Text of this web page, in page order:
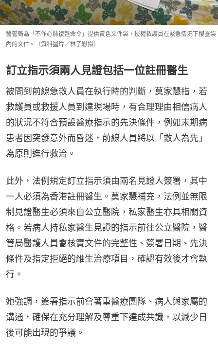
醫管局為「不作心肺復甦命令」提供黃色文件袋，授權救護員在緊急情況下搜查袋
內的文件。（資料圖片／林子慰攝）
訂立指示須兩人見證包括一位註冊醫生
被問到前線急救人員在執行時的判斷，莫家慧指，若
救護員或救援人員到達現場時，有合理理由相信病人
的狀況不符合預設醫療指示的先決條件，例如末期病
患者因突發意外而昏迷，前線人員將以「救人為先」
為原則進行救治。
此外，法例規定訂立指示須由兩名見證人簽署，其中
一人必須為香港註冊醫生。莫家慧補充，法例並無限
制見證醫生必須來自公立醫院，私家醫生亦具相關資
格。若病人持私家醫生見證的指示前往公立醫院，醫
管局醫護人員會核實文件的完整性、簽署日期、先決
條件及指定拒絕的維生治療項目，確認有效後才會執
行。
她強調，簽署指示前會著重醫療團隊、病人與家屬的
溝通，確保在充分理解及尊重下達成共識，以減少日
後可能出現的爭議。